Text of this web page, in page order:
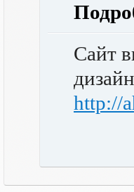
Сайт
http://